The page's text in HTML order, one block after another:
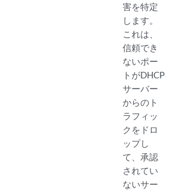
害を特定
します。
これは、
信頼でき
ないポー
トがDHCP
サーバー
からのト
ラフィッ
クをドロ
ップし
て、承認
されてい
ないサー